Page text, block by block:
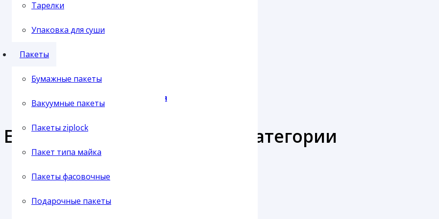
Пленка упаковочная
Пленка паллетная
Тарелки
Упаковка для суши
Пакеты
Бумажные пакеты
Вакуумные пакеты
Пакеты ziplock
Пакет типа майка
Пакеты фасовочные
Подарочные пакеты
Отправка транспортной компанией
Еще продукция из этой же категории
ПОТЕНЦИАЛ ПС МИСКА 500 мл БЕЛАЯ (50/1800)